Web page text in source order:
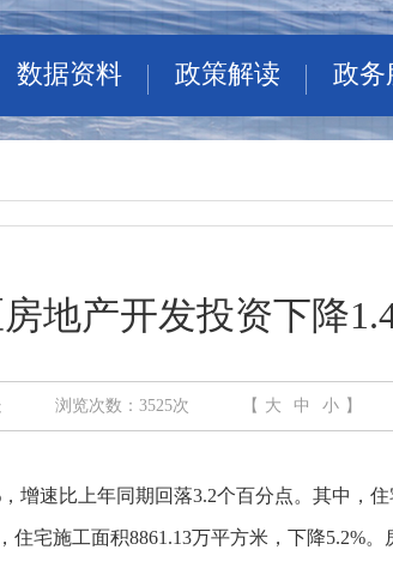
数据资料 政策解读 政务
地产开发投资下降
浏览次数： 3525次 【 大 中 小 】
增速比上年同期回落3.2个百分点。其中，
宅施工面积8861.13万平方米，下降5.2%